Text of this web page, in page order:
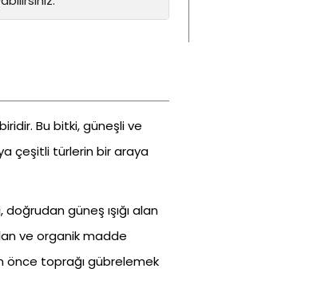
Bu bitki, güneşli ve
çeşitli türlerin bir araya
güneş ışığı alan
ve organik madde
önce toprağı gübrelemek